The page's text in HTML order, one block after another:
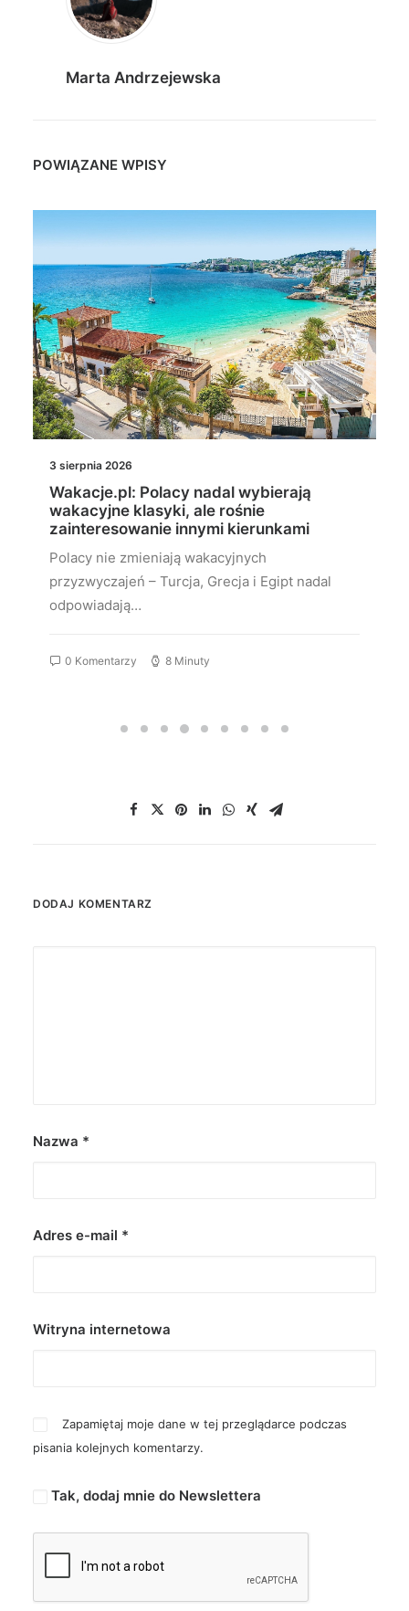
Marta Andrzejewska
POWIĄZANE WPISY
3 sierpnia 2026
Wakacje.pl: Polacy nadal wybierają
wakacyjne klasyki, ale rośnie
zainteresowanie innymi kierunkami
Polacy nie zmieniają wakacyjnych
przyzwyczajeń – Turcja, Grecja i Egipt nadal
odpowiadają…
0 Komentarzy 8 Minuty
DODAJ KOMENTARZ
Nazwa *
Adres e-mail *
Witryna internetowa
Zapamiętaj moje dane w tej przeglądarce podczas
pisania kolejnych komentarzy.
Tak, dodaj mnie do Newslettera